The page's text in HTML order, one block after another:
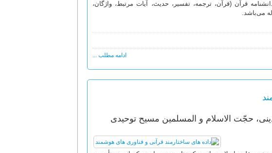
قرآن (قرآن، ترجمه، تفسیر، حدیث، آیات مرتبط، واژگان،
می‌باشد.
ادامه مطلب ...
حجّت الاسلام و المسلمین مسیح توحیدی